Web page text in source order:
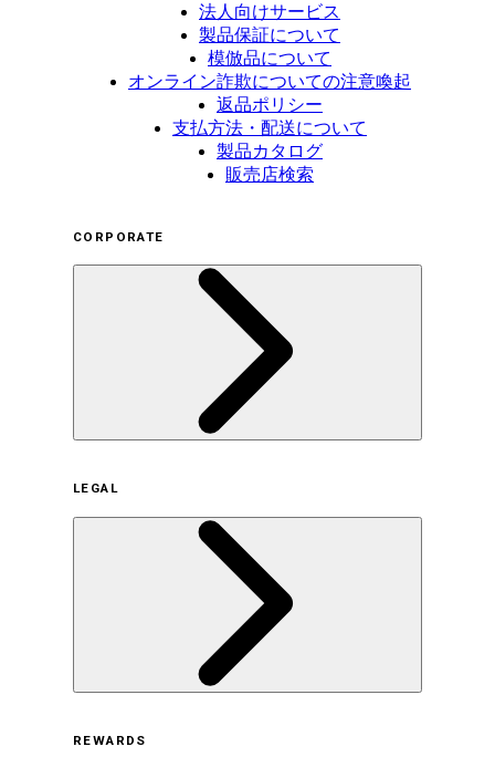
法人向けサービス
製品保証について
模倣品について
オンライン詐欺についての注意喚起
返品ポリシー
支払方法・配送について
製品カタログ
販売店検索
CORPORATE
サステナビリティの取り組み（日本）
サステナビリティの取り組み（米国/英語）
ヒストリー
採用情報
LEGAL
REWARDS